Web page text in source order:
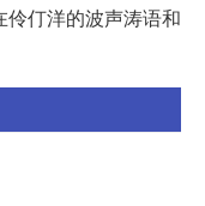
仃洋的波声涛语和